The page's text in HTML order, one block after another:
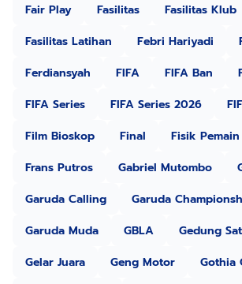
Fair Play
Fasilitas
Fasilitas Klub
Fasilitas Latihan
Febri Hariyadi
Ferdiansyah
FIFA FIFA Ban
FIFA Series
FIFA Series 2026
Film Bioskop
Final
Fisik Pemain
Frans Putros
Gabriel Mutombo
Garuda Calling
Garuda
Garuda Muda
GBLA
Gedung
Gelar Juara
Geng Motor
Gothia